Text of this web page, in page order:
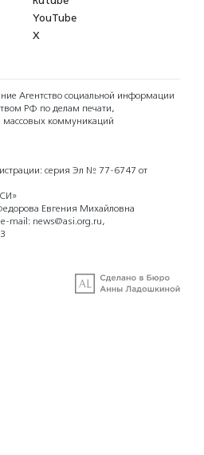
YouTube
X
Агентство социальной информации
РФ по делам печати,
массовых коммуникаций
серия Эл № 77-6747 от
Евгения Михайловна
e-mail: news@asi.org.ru,